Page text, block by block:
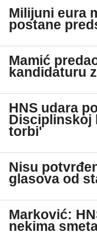
Milijuni eura
postane
Mamić
kandidaturu
HNS udara
Disciplinskoj
torbi'
Nisu
glasova od
Marković:
nekima